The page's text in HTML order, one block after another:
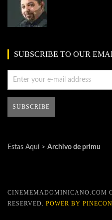
SUBSCRIBE TO OUR
Estas Aquí > Archivo de primu
CINEMEMADOMINICANO.COM
RESERVED. POWER BY